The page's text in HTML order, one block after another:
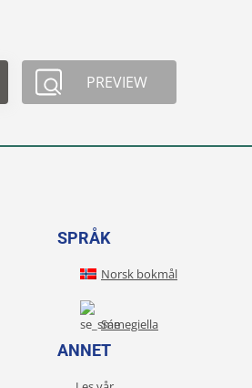
PREVIEW
SPRÅK
Norsk bokmål
Sámegiella
ANNET